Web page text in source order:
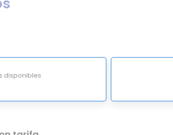
disponibles